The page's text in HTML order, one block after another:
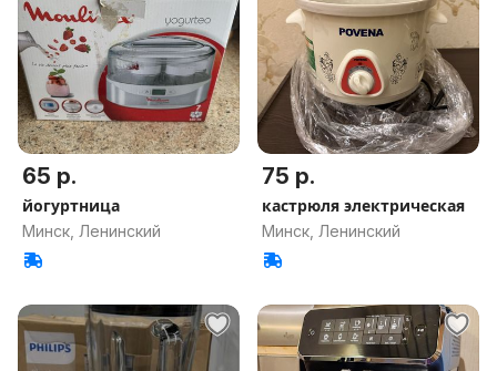
65 р.
йогуртница
Минск, Ленинский
75 р.
кастрюля электрическая
Минск, Ленинский